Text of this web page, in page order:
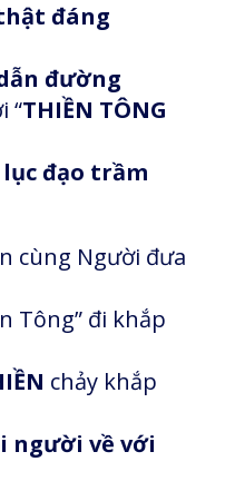
đáng
đường
“THIỀN TÔNG
đạo trầm
cùng Người đưa
Tông” đi khắp
chảy khắp
người về với